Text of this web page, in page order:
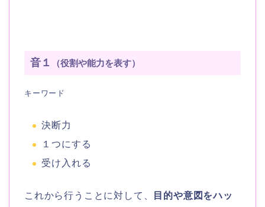
音１ （役割や能力を表す）
キーワード
決断力
１つにする
受け入れる
これから行うことに対して、 目的や意図をハッ